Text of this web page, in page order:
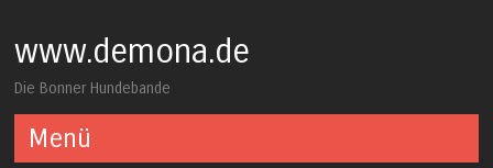
www.demona.de
Die Bonner Hundebande
Menü